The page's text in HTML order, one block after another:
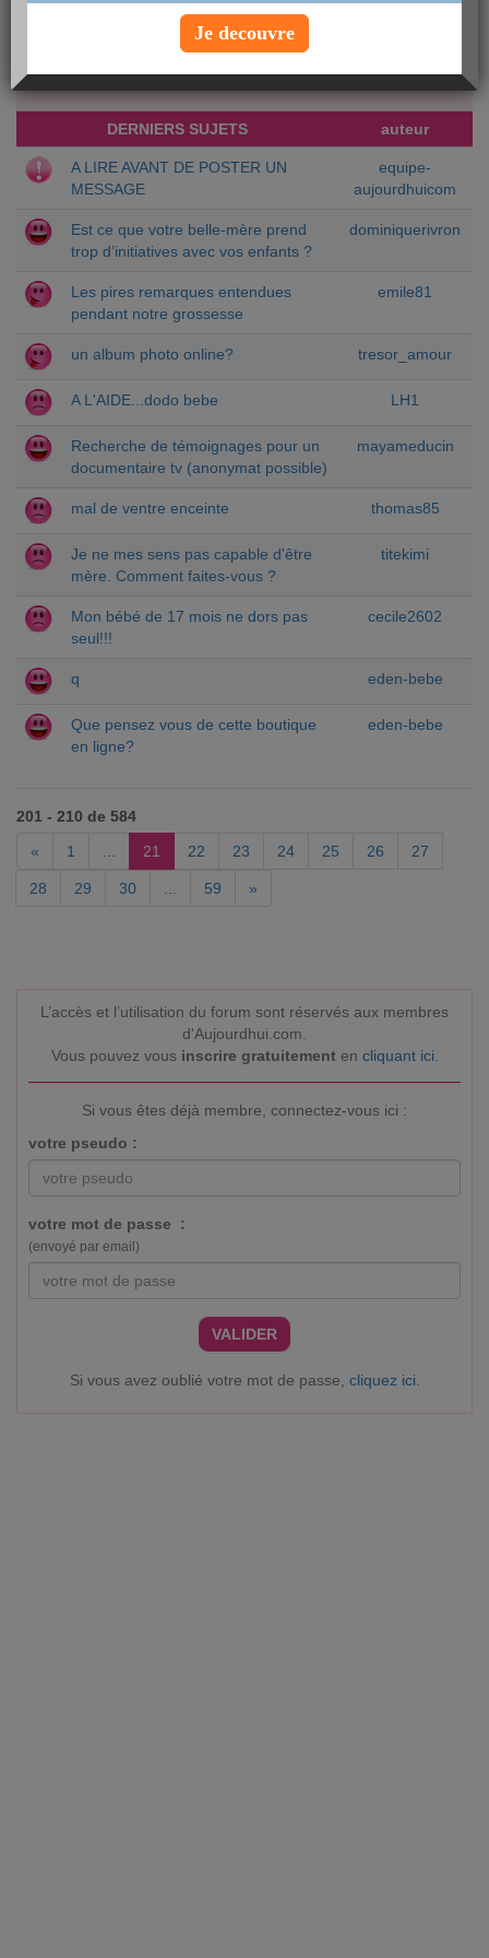
Chercher un sujet particulier :
DERNIERS SUJETS auteur
A LIRE AVANT DE POSTER UN
MESSAGE
equipe-
aujourdhuicom
Est ce que votre belle-mère prend
trop d’initiatives avec vos enfants ?
dominiquerivron
Les pires remarques entendues
pendant notre grossesse
emile81
un album photo online? tresor_amour
A L'AIDE...dodo bebe LH1
Recherche de témoignages pour un
documentaire tv (anonymat possible)
mayameducin
mal de ventre enceinte thomas85
Je ne mes sens pas capable d'être
mère. Comment faites-vous ?
titekimi
Mon bébé de 17 mois ne dors pas
seul!!!
cecile2602
q eden-bebe
Que pensez vous de cette boutique
en ligne?
eden-bebe
201 - 210 de 584
«
1 21 22 23 24 25 26 27
28 29 30 59 »
L’accès et l’utilisation du forum sont réservés aux membres
d'Aujourdhui.com.
Vous pouvez vous inscrire gratuitementen cliquant ici
Si vous êtes déjà membre, connectez-vous ici :
votre pseudo :
votre mot de passe :
(envoyé par email)
VALIDER
Si vous avez oublié votre mot de passe, cliquez ici
Je decouvre